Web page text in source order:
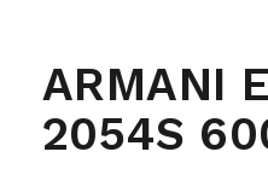
ARMANI
2054S